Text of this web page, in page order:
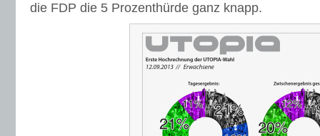
die FDP die 5 Prozenthürde ganz knapp.